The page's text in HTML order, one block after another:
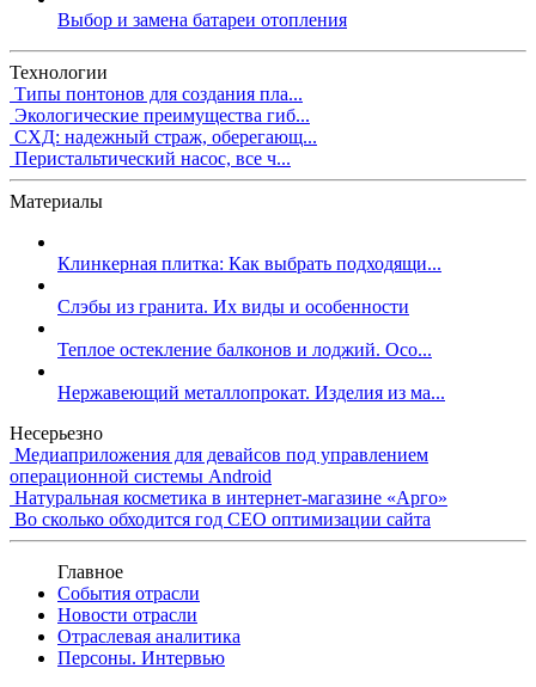
Выбор и замена батареи отопления
Технологии
Типы понтонов для создания пла...
Экологические преимущества гиб...
СХД: надежный страж, оберегающ...
Перистальтический насос, все ч...
Материалы
Клинкерная плитка: Как выбрать подходящи...
Слэбы из гранита. Их виды и особенности
Теплое остекление балконов и лоджий. Осо...
Нержавеющий металлопрокат. Изделия из ма...
Несерьезно
Медиаприложения для девайсов под управлением
операционной системы Android
Натуральная косметика в интернет-магазине «Арго»
Во сколько обходится год СЕО оптимизации сайта
Главное
События отрасли
Новости отрасли
Отраслевая аналитика
Персоны. Интервью